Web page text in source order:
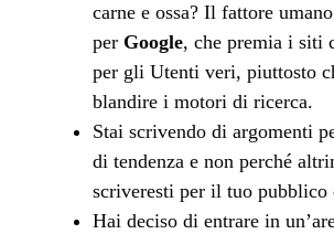
carne e ossa? Il fattore
per Google, che premia i siti
per gli Utenti veri, piuttosto
blandire i motori di ricerca.
Stai scrivendo di argomenti
di tendenza e non perché
scriveresti per il tuo pubblico
Hai deciso di entrare in